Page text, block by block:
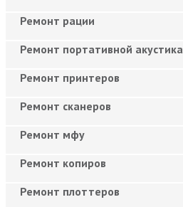
Ремонт рации
Ремонт портативной акустика
Ремонт принтеров
Ремонт сканеров
Ремонт мфу
Ремонт копиров
Ремонт плоттеров